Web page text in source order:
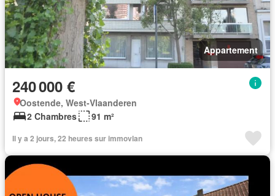
Appartement
240 000 €
Oostende, West-Vlaanderen
2 Chambres
91 m²
Il y a 2 jours, 22 heures sur immovlan